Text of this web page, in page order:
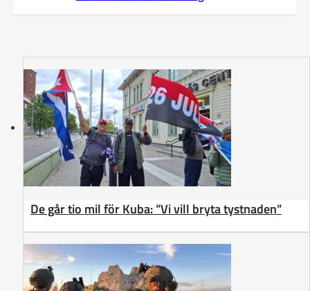
De går tio mil för Kuba: ”Vi vill bryta tystnaden”